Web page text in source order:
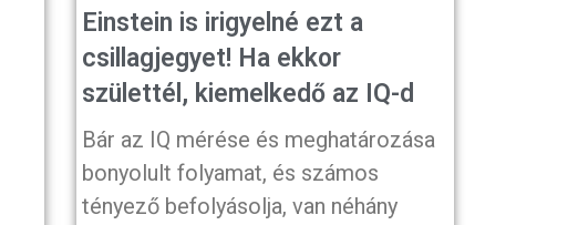
Einstein is irigyelné ezt a
csillagjegyet! Ha ekkor
születtél, kiemelkedő az IQ-d
Bár az IQ mérése és meghatározása
bonyolult folyamat, és számos
tényező befolyásolja, van néhány